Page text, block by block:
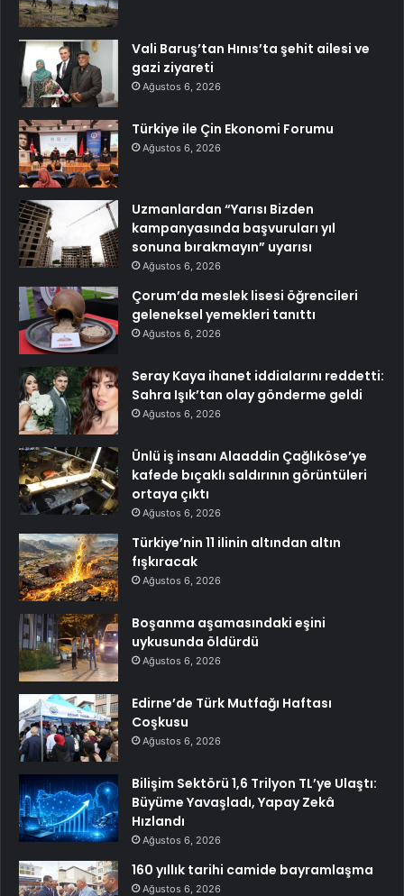
Vali Baruş’tan Hınıs’ta şehit ailesi ve
gazi ziyareti
Ağustos 6, 2026
Türkiye ile Çin Ekonomi Forumu
Ağustos 6, 2026
Uzmanlardan “Yarısı Bizden
kampanyasında başvuruları yıl
sonuna bırakmayın” uyarısı
Ağustos 6, 2026
Çorum’da meslek lisesi öğrencileri
geleneksel yemekleri tanıttı
Ağustos 6, 2026
Seray Kaya ihanet iddialarını reddetti:
Sahra Işık’tan olay gönderme geldi
Ağustos 6, 2026
Ünlü iş insanı Alaaddin Çağlıköse’ye
kafede bıçaklı saldırının görüntüleri
ortaya çıktı
Ağustos 6, 2026
Türkiye’nin 11 ilinin altından altın
fışkıracak
Ağustos 6, 2026
Boşanma aşamasındaki eşini
uykusunda öldürdü
Ağustos 6, 2026
Edirne’de Türk Mutfağı Haftası
Coşkusu
Ağustos 6, 2026
Bilişim Sektörü 1,6 Trilyon TL’ye Ulaştı:
Büyüme Yavaşladı, Yapay Zekâ
Hızlandı
Ağustos 6, 2026
160 yıllık tarihi camide bayramlaşma
Ağustos 6, 2026